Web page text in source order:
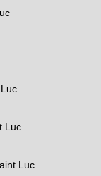
Luc
Luc